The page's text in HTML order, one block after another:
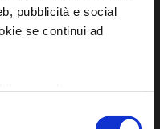
pubblicità e social
se continui ad